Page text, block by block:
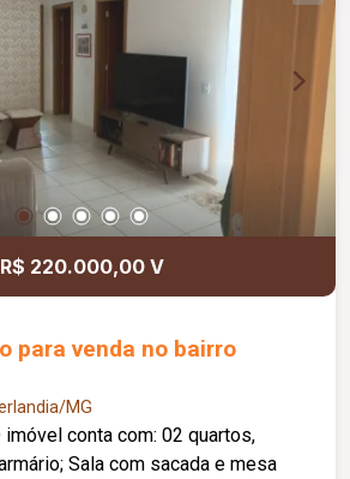
a comércios, serviços, escolas
da região.
R$ 220.000,00 V
para venda no bairro
MG
Sala com sacada e mesa